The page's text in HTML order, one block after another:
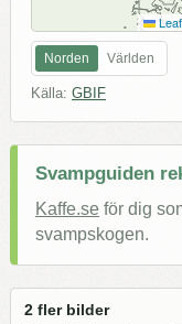
Norden Världen
Källa: GBIF
Svampguiden
Kaffe.se för dig
svampskogen.
2 fler bilder